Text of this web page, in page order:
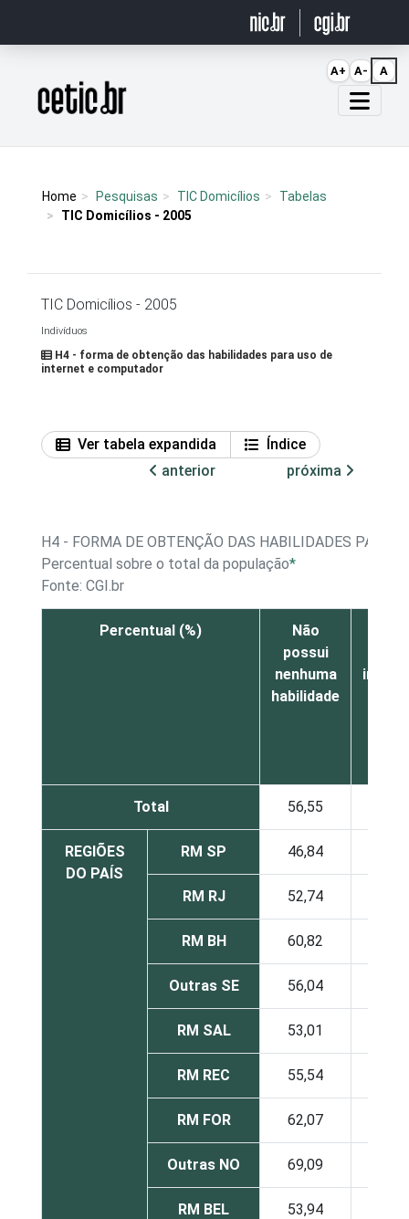
Página inicial
Home Pesquisas TIC Domicílios
Tabelas
TIC Domicílios - 2005
TIC Domicílios - 2005
Indivíduos
H4 - forma de obtenção das habilidades para uso de
internet e computador
Ver tabela expandida
Índice
anterior
próxima
H4 - FORMA DE OBTENÇÃO DAS HABILIDADES PARA
Percentual sobre o total da população*
Fonte: CGI.br
Percentual (%)
Não
possui
nenhuma
habilidade
Total 56,55
REGIÕES
DO PAÍS
RM SP 46,84
RM RJ 52,74
RM BH 60,82
Outras SE 56,04
RM SAL 53,01
RM REC 55,54
RM FOR 62,07
Outras NO 69,09
RM BEL 53,94
A+ A- A